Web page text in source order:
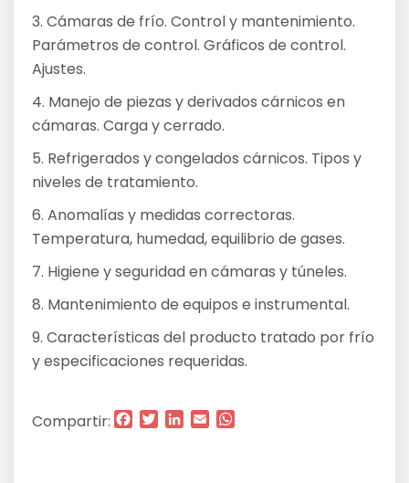
3. Cámaras de frío. Control y mantenimiento.
Parámetros de control. Gráficos de control.
Ajustes.
4. Manejo de piezas y derivados cárnicos en
cámaras. Carga y cerrado.
5. Refrigerados y congelados cárnicos. Tipos y
niveles de tratamiento.
6. Anomalías y medidas correctoras.
Temperatura, humedad, equilibrio de gases.
7. Higiene y seguridad en cámaras y túneles.
8. Mantenimiento de equipos e instrumental.
9. Características del producto tratado por frío
y especificaciones requeridas.
Compartir: Facebook
TwitterLinkedIn
Email